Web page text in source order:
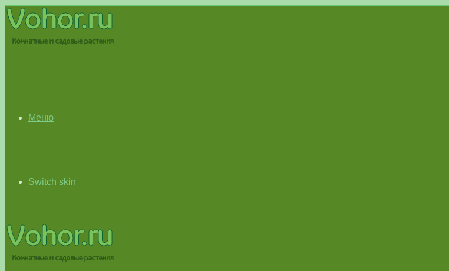
Меню
Switch skin